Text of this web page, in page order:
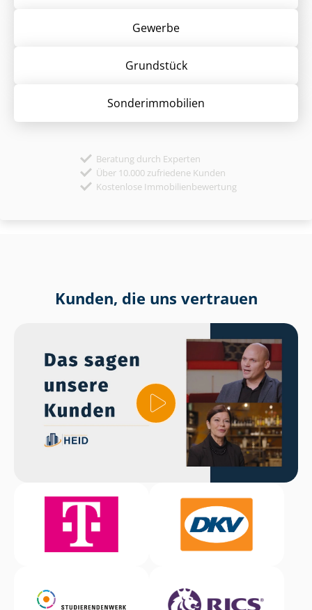
Gewerbe
Grund­stück
Sonder­immobilien
Beratung durch Experten
Über 10.000 zufriedene Kunden
Kostenlose Immobilienbewertung
Kunden, die uns vertrauen